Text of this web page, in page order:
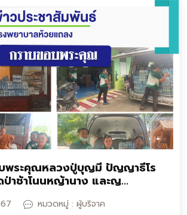
พระคุณหลวงปู่บุญมี ปัญญาธีโร
ป่าช้าโนนหญ้านาง และญ...
หมวดหมู่ : ผู้บริจาค